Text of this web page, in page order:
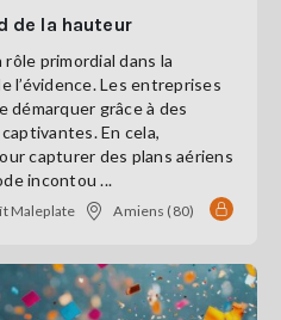
de la hauteur
rôle primordial dans la
l’évidence. Les entreprises
démarquer grâce à des
En cela,
capturer des plans aériens
incontou ...
Maleplate Amiens (80)